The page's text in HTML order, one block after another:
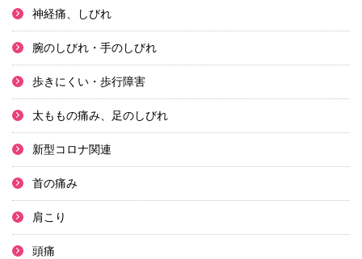
神経痛、しびれ
腕のしびれ・手のしびれ
歩きにくい・歩行障害
太ももの痛み、足のしびれ
新型コロナ関連
首の痛み
肩こり
頭痛